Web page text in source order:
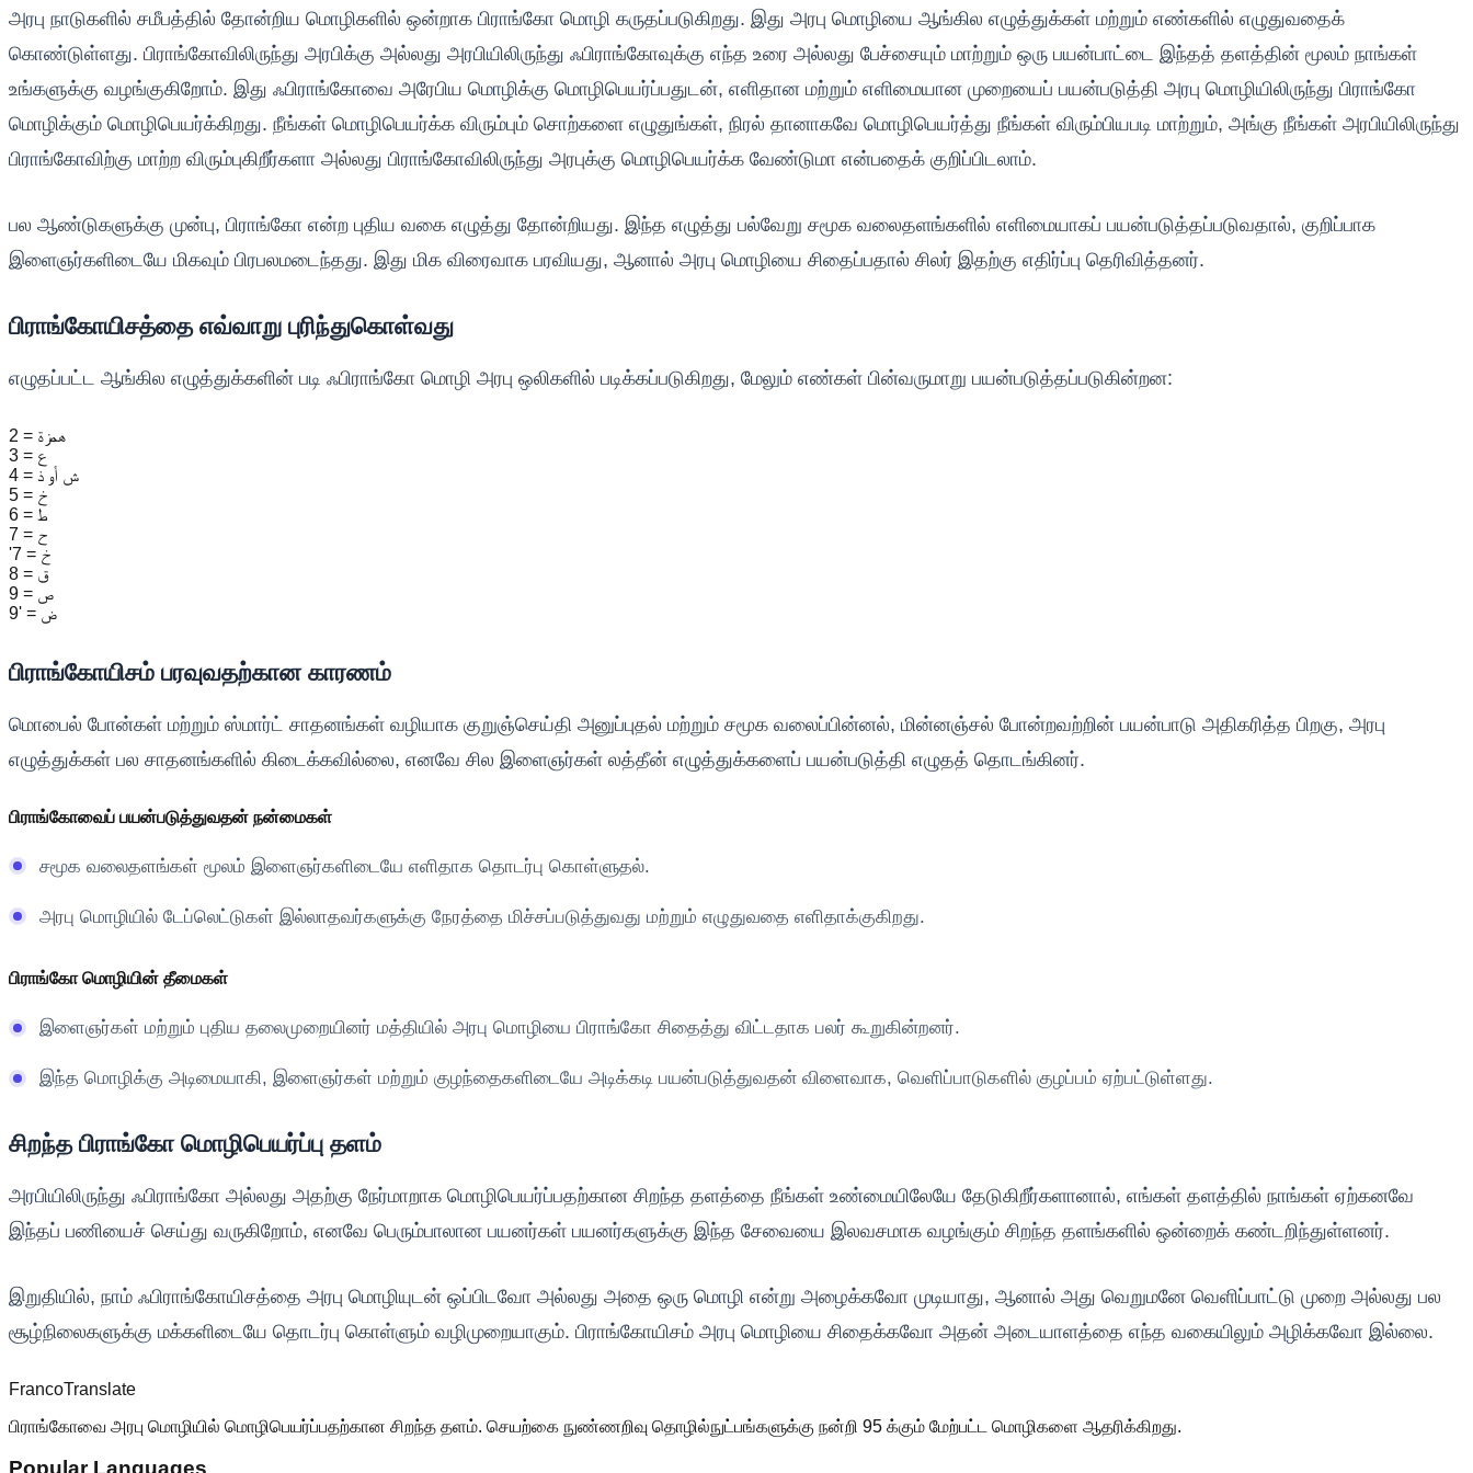
அரபு நாடுகளில் சமீபத்தில் தோன்றிய மொழிகளில் ஒன்றாக பிராங்கோ மொழி கருதப்படுகிறது. இது அரபு மொழியை ஆங்கில எழுத்துக்கள் மற்றும் எண்களில் எழுதுவதைக்
கொண்டுள்ளது. பிராங்கோவிலிருந்து அரபிக்கு அல்லது அரபியிலிருந்து ஃபிராங்கோவுக்கு எந்த உரை அல்லது பேச்சையும் மாற்றும் ஒரு பயன்பாட்டை இந்தத் தளத்தின் மூலம் நாங்கள்
உங்களுக்கு வழங்குகிறோம். இது ஃபிராங்கோவை அரேபிய மொழிக்கு மொழிபெயர்ப்பதுடன், எளிதான மற்றும் எளிமையான முறையைப் பயன்படுத்தி அரபு மொழியிலிருந்து பிராங்கோ
மொழிக்கும் மொழிபெயர்க்கிறது. நீங்கள் மொழிபெயர்க்க விரும்பும் சொற்களை எழுதுங்கள், நிரல் தானாகவே மொழிபெயர்த்து நீங்கள் விரும்பியபடி மாற்றும், அங்கு நீங்கள் அரபியிலிருந்து
பிராங்கோவிற்கு மாற்ற விரும்புகிறீர்களா அல்லது பிராங்கோவிலிருந்து அரபுக்கு மொழிபெயர்க்க வேண்டுமா என்பதைக் குறிப்பிடலாம்.
பல ஆண்டுகளுக்கு முன்பு, பிராங்கோ என்ற புதிய வகை எழுத்து தோன்றியது. இந்த எழுத்து பல்வேறு சமூக வலைதளங்களில் எளிமையாகப் பயன்படுத்தப்படுவதால், குறிப்பாக
இளைஞர்களிடையே மிகவும் பிரபலமடைந்தது. இது மிக விரைவாக பரவியது, ஆனால் அரபு மொழியை சிதைப்பதால் சிலர் இதற்கு எதிர்ப்பு தெரிவித்தனர்.
பிராங்கோயிசத்தை எவ்வாறு புரிந்துகொள்வது
எழுதப்பட்ட ஆங்கில எழுத்துக்களின் படி ஃபிராங்கோ மொழி அரபு ஒலிகளில் படிக்கப்படுகிறது, மேலும் எண்கள் பின்வருமாறு பயன்படுத்தப்படுகின்றன:
2 = همزة
3 = ع
4 = ش أو ذ
5 = خ
6 = ط
7 = ح
'7 = خ
8 = ق
9 = ص
9' = ض
பிராங்கோயிசம் பரவுவதற்கான காரணம்
மொபைல் போன்கள் மற்றும் ஸ்மார்ட் சாதனங்கள் வழியாக குறுஞ்செய்தி அனுப்புதல் மற்றும் சமூக வலைப்பின்னல், மின்னஞ்சல் போன்றவற்றின் பயன்பாடு அதிகரித்த பிறகு, அரபு
எழுத்துக்கள் பல சாதனங்களில் கிடைக்கவில்லை, எனவே சில இளைஞர்கள் லத்தீன் எழுத்துக்களைப் பயன்படுத்தி எழுதத் தொடங்கினர்.
பிராங்கோவைப் பயன்படுத்துவதன் நன்மைகள்
சமூக வலைதளங்கள் மூலம் இளைஞர்களிடையே எளிதாக தொடர்பு கொள்ளுதல்.
அரபு மொழியில் டேப்லெட்டுகள் இல்லாதவர்களுக்கு நேரத்தை மிச்சப்படுத்துவது மற்றும் எழுதுவதை எளிதாக்குகிறது.
பிராங்கோ மொழியின் தீமைகள்
இளைஞர்கள் மற்றும் புதிய தலைமுறையினர் மத்தியில் அரபு மொழியை பிராங்கோ சிதைத்து விட்டதாக பலர் கூறுகின்றனர்.
இந்த மொழிக்கு அடிமையாகி, இளைஞர்கள் மற்றும் குழந்தைகளிடையே அடிக்கடி பயன்படுத்துவதன் விளைவாக, வெளிப்பாடுகளில் குழப்பம் ஏற்பட்டுள்ளது.
சிறந்த பிராங்கோ மொழிபெயர்ப்பு தளம்
அரபியிலிருந்து ஃபிராங்கோ அல்லது அதற்கு நேர்மாறாக மொழிபெயர்ப்பதற்கான சிறந்த தளத்தை நீங்கள் உண்மையிலேயே தேடுகிறீர்களானால், எங்கள் தளத்தில் நாங்கள் ஏற்கனவே
இந்தப் பணியைச் செய்து வருகிறோம், எனவே பெரும்பாலான பயனர்கள் பயனர்களுக்கு இந்த சேவையை இலவசமாக வழங்கும் சிறந்த தளங்களில் ஒன்றைக் கண்டறிந்துள்ளனர்.
இறுதியில், நாம் ஃபிராங்கோயிசத்தை அரபு மொழியுடன் ஒப்பிடவோ அல்லது அதை ஒரு மொழி என்று அழைக்கவோ முடியாது, ஆனால் அது வெறுமனே வெளிப்பாட்டு முறை அல்லது பல
சூழ்நிலைகளுக்கு மக்களிடையே தொடர்பு கொள்ளும் வழிமுறையாகும். பிராங்கோயிசம் அரபு மொழியை சிதைக்கவோ அதன் அடையாளத்தை எந்த வகையிலும் அழிக்கவோ இல்லை.
FrancoTranslate
பிராங்கோவை அரபு மொழியில் மொழிபெயர்ப்பதற்கான சிறந்த தளம். செயற்கை நுண்ணறிவு தொழில்நுட்பங்களுக்கு நன்றி 95 க்கும் மேற்பட்ட மொழிகளை ஆதரிக்கிறது.